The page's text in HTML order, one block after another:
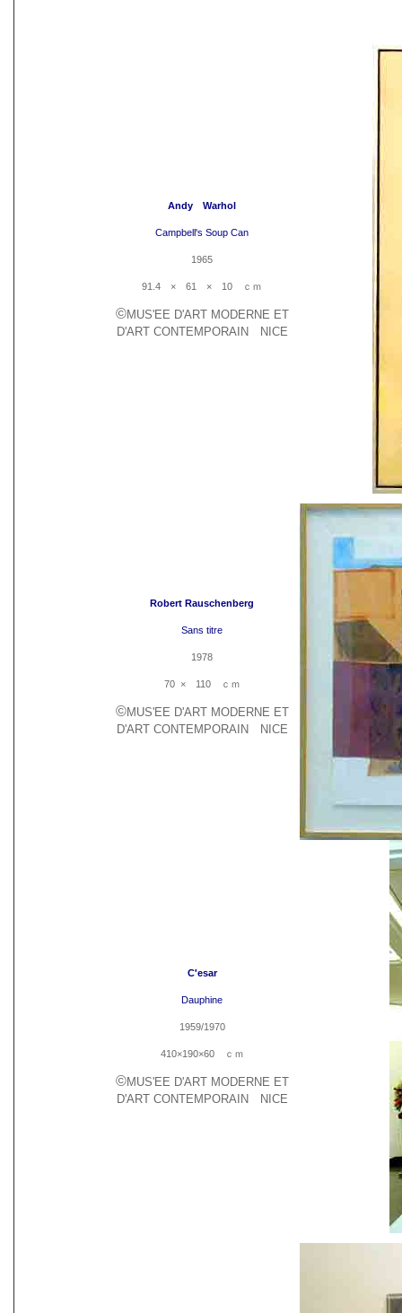
Andy Warhol
Campbell's Soup Can
1965
91.4 × 61 × 10 ｃｍ
©MUS'EE D'ART MODERNE ET
D'ART CONTEMPORAIN NICE
Robert Rauschenberg
Sans titre
1978
70 × 110 ｃｍ
©MUS'EE D'ART MODERNE ET
D'ART CONTEMPORAIN NICE
C'esar
Dauphine
1959/1970
410×190×60 ｃｍ
©MUS'EE D'ART MODERNE ET
D'ART CONTEMPORAIN NICE